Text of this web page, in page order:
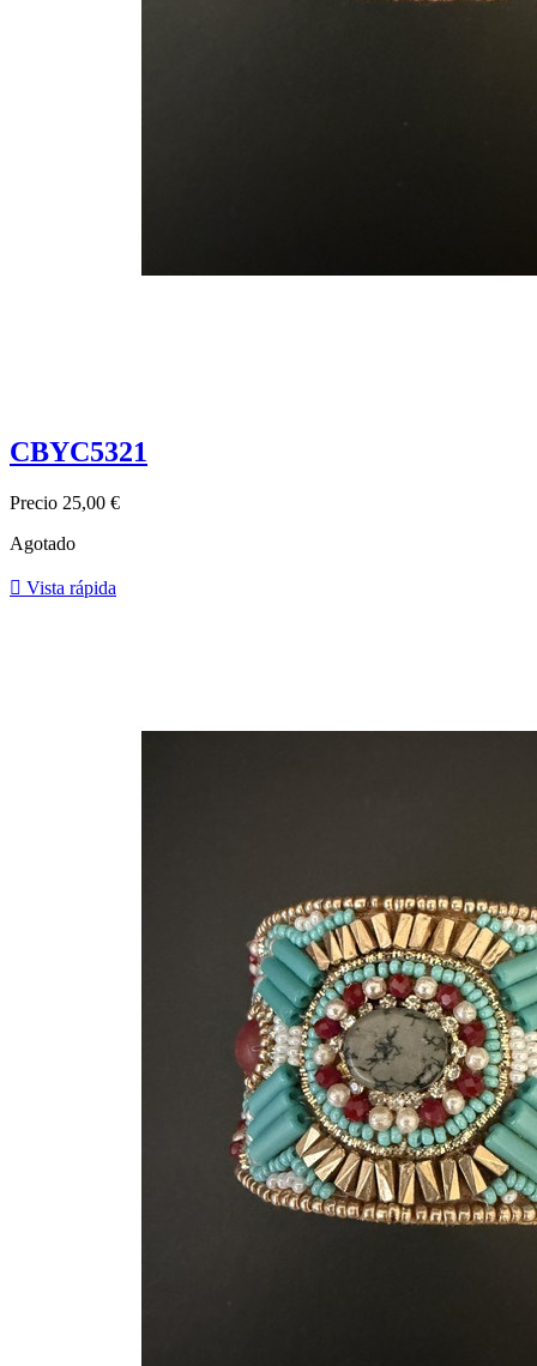
CBYC5321
Precio 25,00 €
Agotado
 Vista rápida